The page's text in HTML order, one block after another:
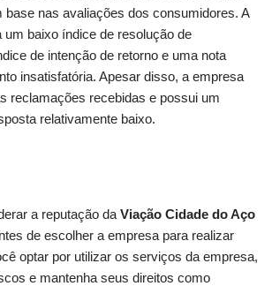
base nas avaliações dos consumidores. A
um baixo índice de resolução de
de intenção de retorno e uma nota
insatisfatória. Apesar disso, a empresa
reclamações recebidas e possui um
relativamente baixo.
a reputação da Viação Cidade do Aço
de escolher a empresa para realizar
optar por utilizar os serviços da empresa,
e mantenha seus direitos como